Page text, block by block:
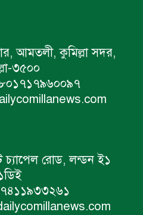
আমতলী, কুমিল্লা সদর,
৩৫০০
চ্যাপেল রোড, লন্ডন ই১